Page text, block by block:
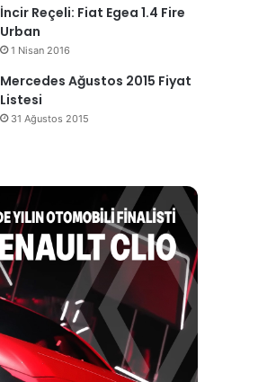
İncir Reçeli: Fiat Egea 1.4 Fire
Urban
1 Nisan 2016
Mercedes Ağustos 2015 Fiyat
Listesi
31 Ağustos 2015